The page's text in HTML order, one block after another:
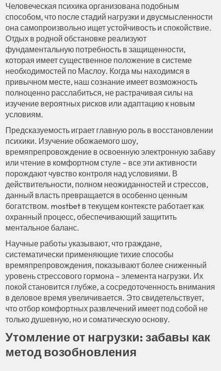
Человеческая психика организована подобным
способом, что после стадий нагрузки и двусмысленности
она самопроизвольно ищет устойчивость и спокойствие.
Отдых в родной обстановке реализуют
фундаментальную потребность в защищенности,
которая имеет существенное положение в системе
необходимостей по Маслоу. Когда мы находимся в
привычном месте, наш сознание имеет возможность
полноценно расслабиться, не растрачивая силы на
изучение вероятных рисков или адаптацию к новым
условиям.
Предсказуемость играет главную роль в восстановлении
психики. Изучение обожаемого шоу,
времяпрепровождение в освоенную электронную забаву
или чтение в комфортном стуле – все эти активности
порождают чувство контроля над условиями. В
действительности, полном неожиданностей и стрессов,
данный власть превращается в особенно ценным
богатством. mostbet в текущем контексте работает как
охранный процесс, обеспечивающий защитить
ментальное баланс.
Научные работы указывают, что граждане,
систематически применяющие тихие способы
времяпрепровождения, показывают более сниженный
уровень стрессового гормона – элемента нагрузки. Их
покой становится глубже, а сосредоточенность внимания
в деловое время увеличивается. Это свидетельствует,
что отбор комфортных развлечений имеет под собой не
только душевную, но и соматическую основу.
Утомление от нагрузки: забавы как
метод возобновления